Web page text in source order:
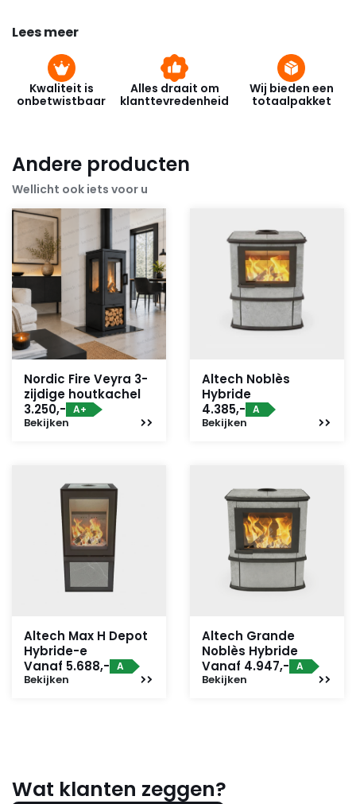
Lees meer
Kwaliteit is
onbetwistbaar
Alles draait om
klanttevredenheid
Wij bieden een
totaalpakket
Andere producten
Wellicht ook iets voor u
Nordic Fire Veyra 3-
zijdige houtkachel
3.250,- A+
Bekijken
Altech Noblès
Hybride
4.385,- A
Bekijken
Altech Max H Depot
Hybride-e
Vanaf 5.688,- A
Bekijken
Altech Grande
Noblès Hybride
Vanaf 4.947,- A
Bekijken
Wat klanten zeggen?